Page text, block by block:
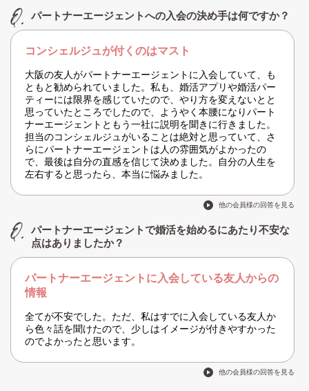
パートナーエージェントへの入会の決め手は何ですか？
コンシェルジュが付くのはマスト
大阪の友人がパートナーエージェントに入会していて、も
ともと勧められていました。私も、婚活アプリや婚活パー
ティーには限界を感じていたので、やり方を変えないとと
思っていたところでしたので、ようやく本腰になりパート
ナーエージェントともう一社に説明を聞きに行きました。
担当のコンシェルジュがいることは絶対と思っていて、さ
らにパートナーエージェントは人の雰囲気がよかったの
で、最後は自分の直感を信じて決めました。自分の人生を
左右すると思ったら、本当に悩みました。
他の会員様の回答を見る
パートナーエージェントで婚活を始めるにあたり不安な
点はありましたか？
パートナーエージェントに入会している友人からの
情報
全てが不安でした。ただ、私はすでに入会している友人か
ら色々話を聞けたので、少しはイメージが付きやすかった
のでよかったと思います。
他の会員様の回答を見る